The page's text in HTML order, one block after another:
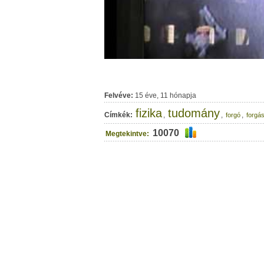
Felvéve: 15 éve, 11 hónapja
Címkék: fizika , tudomány , forgó , forgás
Megtekintve: 10070